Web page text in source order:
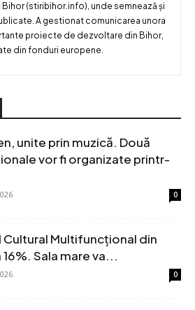
(stiribihor.info), unde semnează și
A gestionat comunicarea unora
proiecte de dezvoltare din Bihor,
din fonduri europene.
unite prin muzică. Două
vor fi organizate printr-
0
Cultural Multifuncțional din
Sala mare va...
0